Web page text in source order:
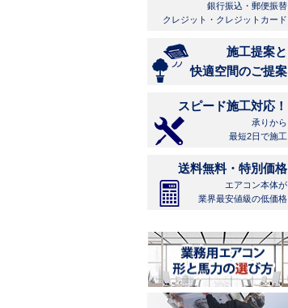
銀行振込・郵便振替
クレジット・クレジットカード
施工提案と
快適空間のご提案
スピード施工対応！
承りから
最短2日で施工
送料無料・特別価格
エアコン本体が
業界最安値級の低価格